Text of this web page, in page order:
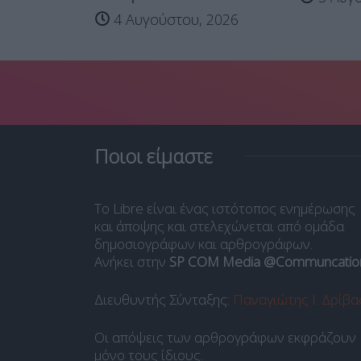
4 Αυγούστου, 2026
Ποιοι είμαστε
Το Libre είναι ένας ιστότοπος ενημέρωσης
και άποψης και στελεχώνεται από ομάδα
δημοσιογράφων και αρθρογράφων.
Ανήκει στην SP COM Media
Διευθυντής Σύνταξης: Παναγιώτης Ι.
Οι απόψεις των αρθρογράφων εκφράζουν
μόνο τους ίδιους.